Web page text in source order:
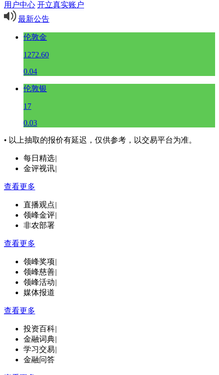
用户中心 开立真实账户
最新公告
伦敦金
1272.60
0.04
伦敦银
17
0.03
• 以上抽取的报价有延迟，仅供参考，以交易平台为准。
每日精选|
金评视讯|
查看更多
直播观点|
领峰金评|
非农部署
查看更多
领峰奖项|
领峰慈善|
领峰活动|
媒体报道
查看更多
投资百科|
金融词典|
学习交易|
金融问答